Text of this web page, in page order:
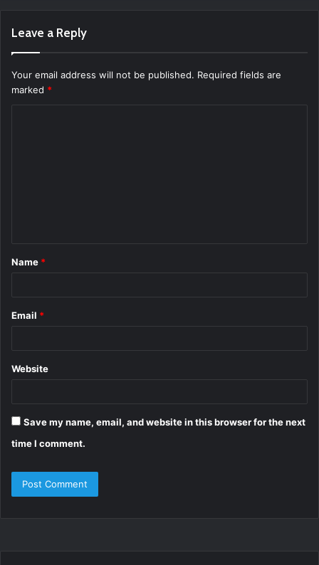
Leave a Reply
Your email address will not be published. Required fields are
marked *
*
Name *
Email *
Website
Save my name, email, and website in this browser for the next
time I comment.